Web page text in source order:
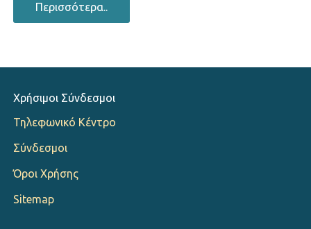
Περισσότερα..
Χρήσιμοι Σύνδεσμοι
Τηλεφωνικό Κέντρο
Σύνδεσμοι
Όροι Χρήσης
Sitemap